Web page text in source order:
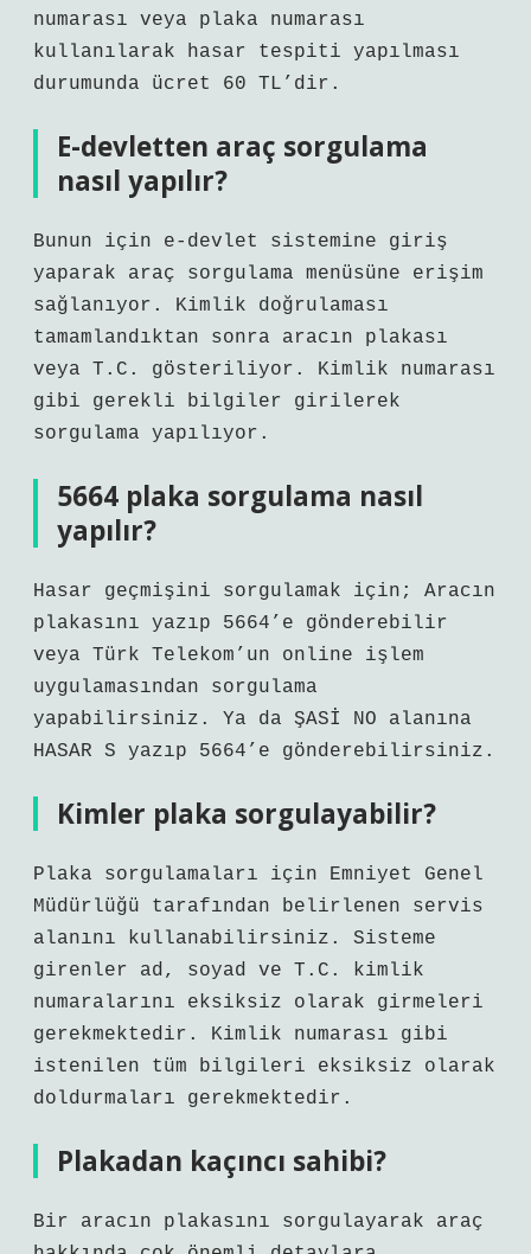
numarası veya plaka numarası
kullanılarak hasar tespiti yapılması
durumunda ücret 60 TL’dir.
E-devletten araç sorgulama
nasıl yapılır?
Bunun için e-devlet sistemine giriş
yaparak araç sorgulama menüsüne erişim
sağlanıyor. Kimlik doğrulaması
tamamlandıktan sonra aracın plakası
veya T.C. gösteriliyor. Kimlik numarası
gibi gerekli bilgiler girilerek
sorgulama yapılıyor.
5664 plaka sorgulama nasıl
yapılır?
Hasar geçmişini sorgulamak için; Aracın
plakasını yazıp 5664’e gönderebilir
veya Türk Telekom’un online işlem
uygulamasından sorgulama
yapabilirsiniz. Ya da ŞASİ NO alanına
HASAR S yazıp 5664’e gönderebilirsiniz.
Kimler plaka sorgulayabilir?
Plaka sorgulamaları için Emniyet Genel
Müdürlüğü tarafından belirlenen servis
alanını kullanabilirsiniz. Sisteme
girenler ad, soyad ve T.C. kimlik
numaralarını eksiksiz olarak girmeleri
gerekmektedir. Kimlik numarası gibi
istenilen tüm bilgileri eksiksiz olarak
doldurmaları gerekmektedir.
Plakadan kaçıncı sahibi?
Bir aracın plakasını sorgulayarak araç